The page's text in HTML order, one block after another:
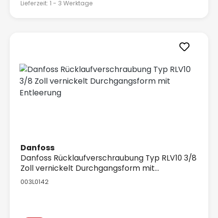
Lieferzeit: 1 - 3 Werktage
Danfoss
Danfoss Rücklaufverschraubung Typ RLV10 3/8
Zoll vernickelt Durchgangsform mit
Entleerung
003L0142